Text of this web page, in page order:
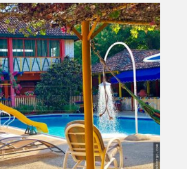
VER DETALLES